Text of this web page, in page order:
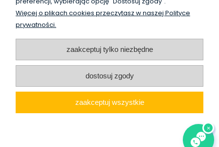
WysokiSklad.pl jest własnością firmy Vanguard Poland
www.vanguardpoland.com
Więcej o plikach cookies przeczytasz w naszej Polityce
prywatności.
zaakceptuj tylko niezbędne
dostosuj zgody
zaakceptuj wszystkie